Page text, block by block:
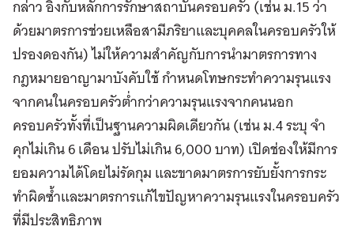
กล่าว อิงกับหลักการรักษาสถาบันครอบครัว (เช่น ม.15 ว่า
ด้วยมาตรการช่วยเหลือสามีภริยาและบุคคลในครอบครัวให้
ปรองดองกัน) ไม่ให้ความสำคัญกับการนำมาตรการทาง
กฎหมายอาญามาบังคับใช้ กำหนดโทษกระทำความรุนแรง
จากคนในครอบครัวต่ำกว่าความรุนแรงจากคนนอก
ครอบครัวทั้งที่เป็นฐานความผิดเดียวกัน (เช่น ม.4 ระบุ จำ
คุกไม่เกิน 6 เดือน ปรับไม่เกิน 6,000 บาท) เปิดช่องให้มีการ
ยอมความได้โดยไม่รัดกุม และขาดมาตรการยับยั้งการกระ
ทำผิดซ้ำและมาตรการแก้ไขปัญหาความรุนแรงในครอบครัว
ที่มีประสิทธิภาพ